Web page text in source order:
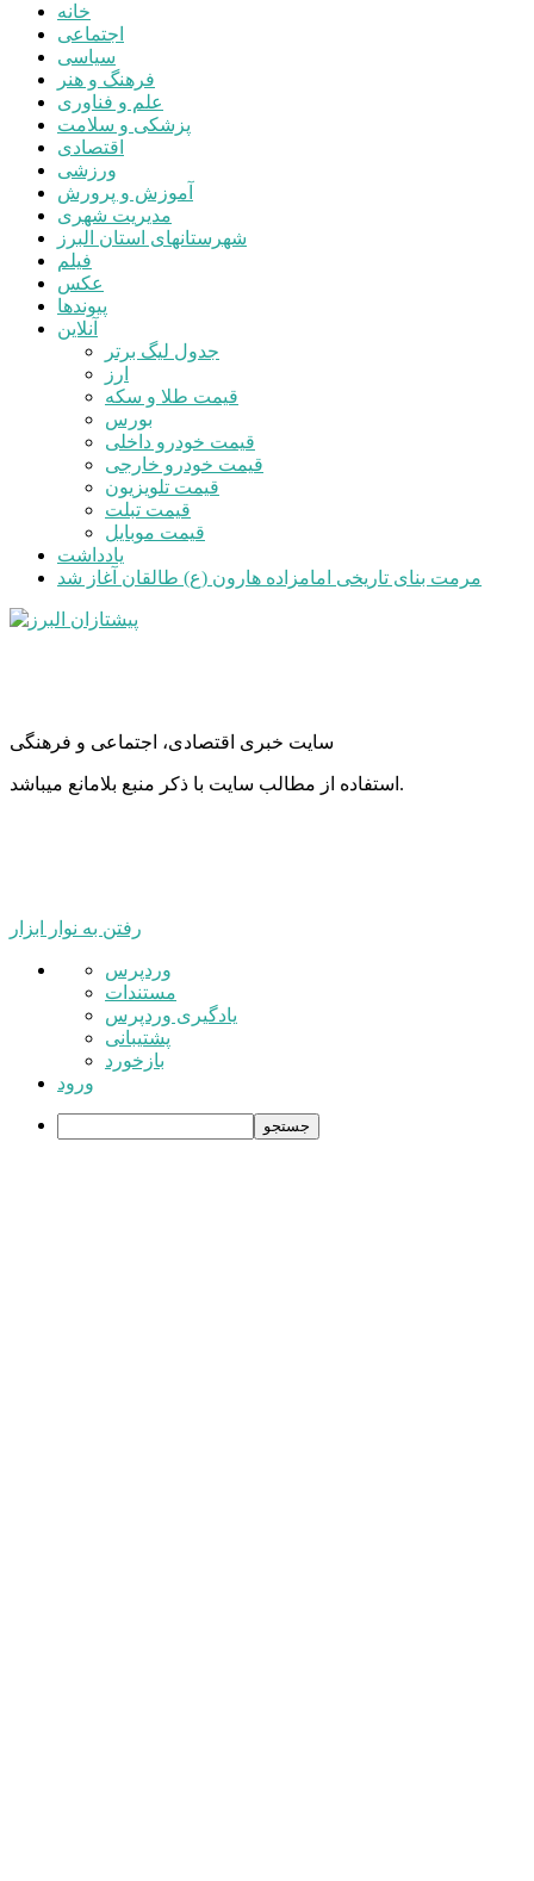
خانه
اجتماعی
سیاسی
فرهنگ و هنر
علم و فناوری
پزشکی و سلامت
اقتصادی
ورزشی
آموزش و پرورش
مدیریت شهری
شهرستانهای استان البرز
فیلم
عکس
پیوندها
آنلاین
جدول لیگ برتر
ارز
قیمت طلا و سکه
بورس
قیمت خودرو داخلی
قیمت خودرو خارجی
قیمت تلویزیون
قیمت تبلت
قیمت موبایل
یادداشت
مرمت بنای تاریخی امامزاده هارون (ع) طالقان آغاز شد
سایت خبری اقتصادی، اجتماعی و فرهنگی
استفاده از مطالب سایت با ذکر منبع بلامانع میباشد.
رفتن به نوار ابزار
درباره
وردپرس
وردپرس
مستندات
یادگیری وردپرس
پشتیبانی
بازخورد
ورود
جستجو